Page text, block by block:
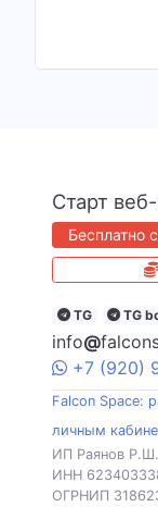
Старт
Бесплатно
TG TG
info@
+7 (920)
Falcon Space:
личным
ИП Раянов Р.Ш.
ИНН
ОГРНИП